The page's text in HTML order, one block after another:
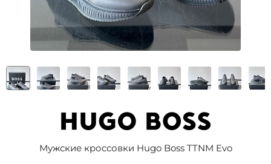
Мужские кроссовки Hugo Boss TTNM Evo